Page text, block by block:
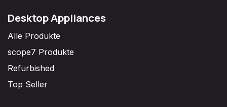
Desktop Appliances
Alle Produkte
scope7 Produkte
Refurbished
Top Seller